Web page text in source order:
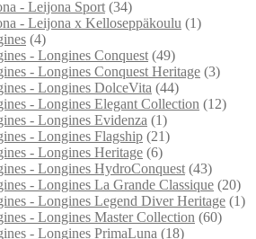
- Leijona Sport (34)
- Leijona x Kelloseppäkoulu (1)
(4)
- Longines Conquest (49)
- Longines Conquest Heritage (3)
- Longines DolceVita (44)
- Longines Elegant Collection (12)
- Longines Evidenza (1)
- Longines Flagship (21)
- Longines Heritage (6)
- Longines HydroConquest (43)
- Longines La Grande Classique (20)
- Longines Legend Diver Heritage (1)
- Longines Master Collection (60)
- Longines PrimaLuna (18)